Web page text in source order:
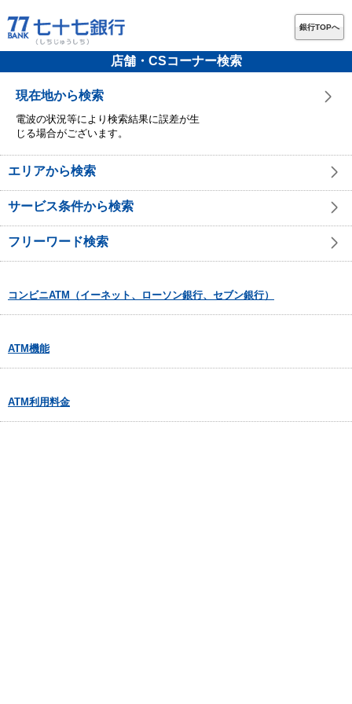
銀行TOPへ
店舗・CSコーナー検索
現在地から検索
電波の状況等により検索結果に誤差が生
じる場合がございます。
エリアから検索
サービス条件から検索
フリーワード検索
コンビニATM（イーネット、ローソン銀行、セブン銀行）
ATM機能
ATM利用料金